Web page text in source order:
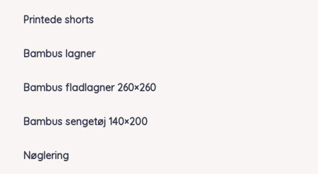
Printede shorts
Bambus lagner
Bambus fladlagner 260×260
Bambus sengetøj 140×200
Nøglering